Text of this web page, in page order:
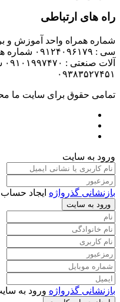
راه های ارتباطی
شماره همراه واحد آموزش و
سی :
۰۹۳۸۳۵۲۷۴۵۱
تمامی حقوق برای سایت ما
ورود به سایت
بازنشانی گذرواژه ایجاد
ورود به سایت
بازنشانی گذرواژه ورود به